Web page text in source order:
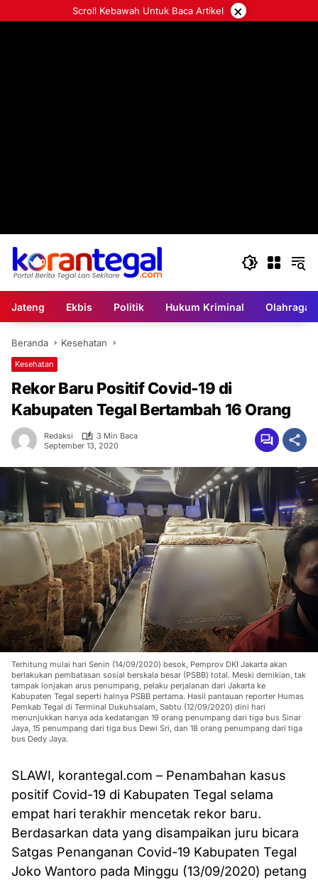
ke
Scroll Kebawah Untuk Baca Artikel ×
Jateng Ekbis Politik Hukum Kriminal Olahraga
Beranda Kesehatan
Kesehatan
Rekor Baru Positif Covid-19 di
Kabupaten Tegal Bertambah 16 Orang
Redaksi
3 Min Baca
September 13, 2020
Terhitung mulai hari Senin (14/09/2020) besok, Pemprov DKI Jakarta akan
berlakukan pembatasan sosial berskala besar (PSBB) total. Meski demikian, tak
tampak lonjakan arus penumpang, pelaku perjalanan dari Jakarta ke
Kabupaten Tegal seperti halnya PSBB pertama. Hasil pantauan reporter Humas
Pemkab Tegal di Terminal Dukuhsalam, Sabtu (12/09/2020) dini hari
menunjukkan hanya ada kedatangan 19 orang penumpang dari tiga bus Sinar
Jaya, 15 penumpang dari tiga bus Dewi Sri, dan 18 orang penumpang dari tiga
bus Dedy Jaya.
SLAWI, korantegal.com – Penambahan kasus
positif Covid-19 di Kabupaten Tegal selama
empat hari terakhir mencetak rekor baru.
Berdasarkan data yang disampaikan juru bicara
Satgas Penanganan Covid-19 Kabupaten Tegal
Joko Wantoro pada Minggu (13/09/2020) petang